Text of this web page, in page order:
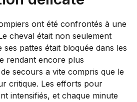
ont été confrontés à une
cheval était non seulement
ses pattes était bloquée dans les
rendant encore plus
secours a vite compris que le
critique. Les efforts pour
intensifiés, et chaque minute